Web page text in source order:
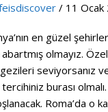
/ 11 Ocak
en güzel
olmayız.
seviyorsanız ve
burası
Roma’da o